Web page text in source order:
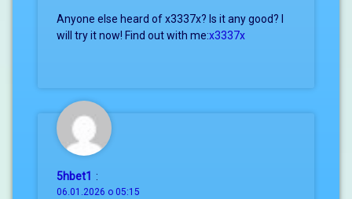
Anyone else heard of x3337x? Is it any good? I
will try it now! Find out with me:x3337x
5hbet1 :
06.01.2026 о 05:15